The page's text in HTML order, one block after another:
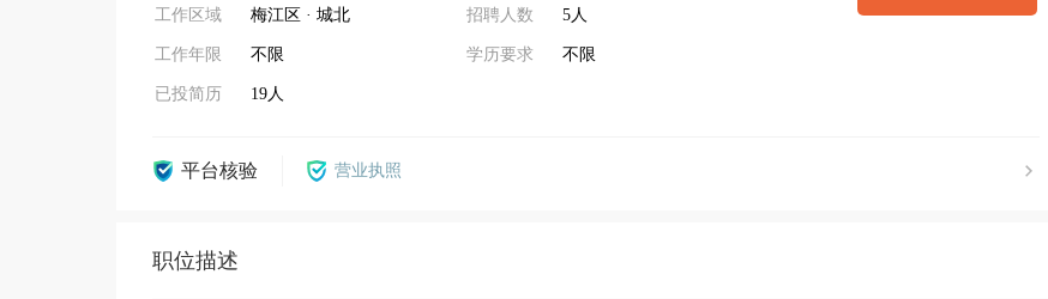
工作区域 梅江区 · 城北
工作年限 不限
已投简历 19人
招聘人数 5人
学历要求 不限
平台核验 营业执照
职位描述